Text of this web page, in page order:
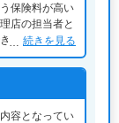
保険料が高い
店の担当者と
、複数保険会
ことができま
続きを見る
容となってい